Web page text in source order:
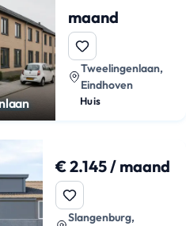
maand
Tweelingenlaan,
Eindhoven
Huis
€ 2.145 / maand
Slangenburg,